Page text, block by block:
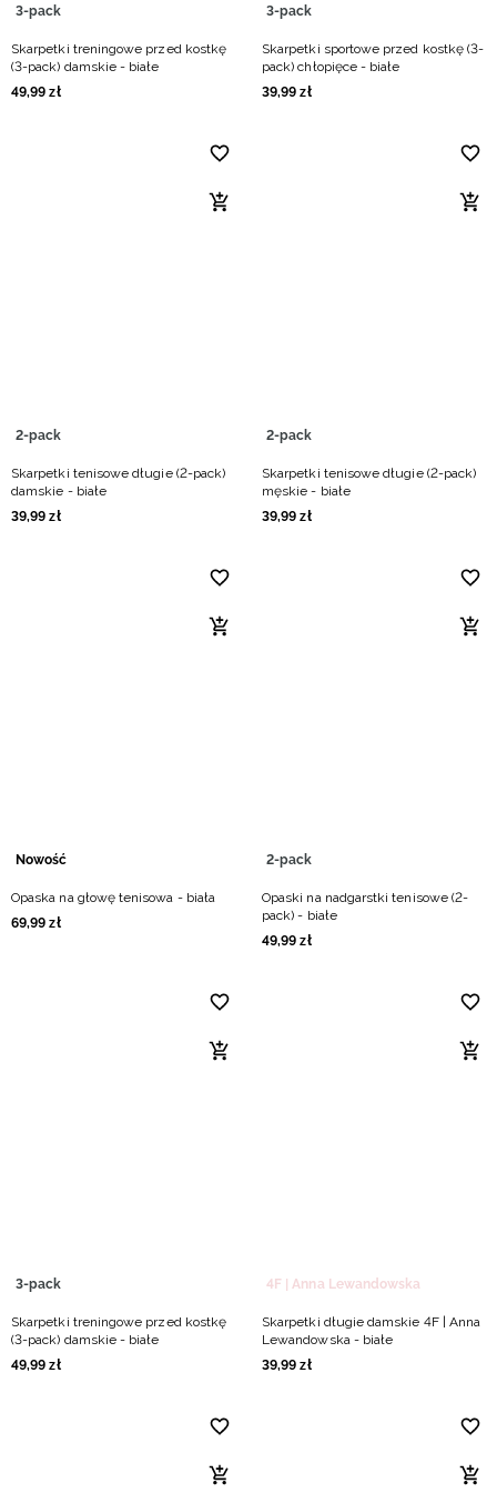
3-pack
Skarpetki treningowe przed kostkę
(3-pack) damskie - białe
49,99 zł
3-pack
Skarpetki sportowe przed kostkę (3-
pack) chłopięce - białe
39,99 zł
2-pack
Skarpetki tenisowe długie (2-pack)
damskie - białe
39,99 zł
2-pack
Skarpetki tenisowe długie (2-pack)
męskie - białe
39,99 zł
Nowość
Opaska na głowę tenisowa - biała
69,99 zł
2-pack
Opaski na nadgarstki tenisowe (2-
pack) - białe
49,99 zł
3-pack
Skarpetki treningowe przed kostkę
(3-pack) damskie - białe
49,99 zł
4F | Anna Lewandowska
Skarpetki długie damskie 4F | Anna
Lewandowska - białe
39,99 zł